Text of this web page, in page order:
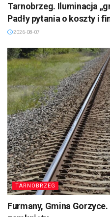
Tarnobrzeg. Iluminacja
Padły pytania o koszty i
2026-08-07
TARNOBRZEG
Furmany, Gmina